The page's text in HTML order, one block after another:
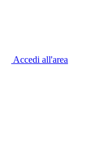
Accedi all'area